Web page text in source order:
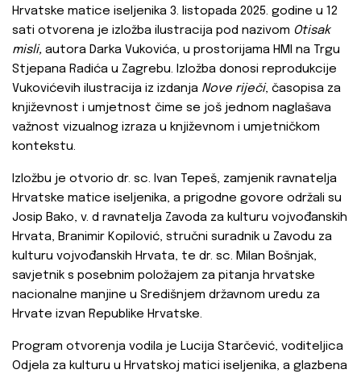
Hrvatske matice iseljenika 3. listopada 2025. godine u 12
sati otvorena je izložba ilustracija pod nazivom Otisak
misli, autora Darka Vukovića, u prostorijama HMI na Trgu
Stjepana Radića u Zagrebu. Izložba donosi reprodukcije
Vukovićevih ilustracija iz izdanja Nove riječi, časopisa za
književnost i umjetnost čime se još jednom naglašava
važnost vizualnog izraza u književnom i umjetničkom
kontekstu.
Izložbu je otvorio dr. sc. Ivan Tepeš, zamjenik ravnatelja
Hrvatske matice iseljenika, a prigodne govore održali su
Josip Bako, v. d ravnatelja Zavoda za kulturu vojvođanskih
Hrvata, Branimir Kopilović, stručni suradnik u Zavodu za
kulturu vojvođanskih Hrvata, te dr. sc. Milan Bošnjak,
savjetnik s posebnim položajem za pitanja hrvatske
nacionalne manjine u Središnjem državnom uredu za
Hrvate izvan Republike Hrvatske.
Program otvorenja vodila je Lucija Starčević, voditeljica
Odjela za kulturu u Hrvatskoj matici iseljenika, a glazbena